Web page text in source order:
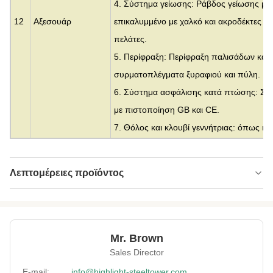
12 Αξεσουάρ
4. Σύστημα γείωσης: Ράβδος γείωσης με
επικαλυμμένο με χαλκό και ακροδέκτες
πελάτες.
5. Περίφραξη: Περίφραξη παλισάδων
συρματοπλέγματα ξυραφιού και πύλη.
6. Σύστημα ασφάλισης κατά πτώσης:
με πιστοποίηση GB και CE.
7. Θόλος και κλουβί γεννήτριας: όπως
Λεπτομέρειες προϊόντος
Height: 0-300μ.
μονόπολο
Certification: SGS, CE, ISO
Mr. Brown
Sales Director